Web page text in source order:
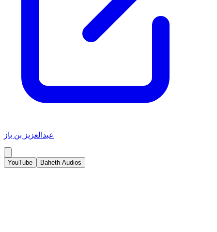
عبدالعزيز بن باز
YouTube Baheth Audios